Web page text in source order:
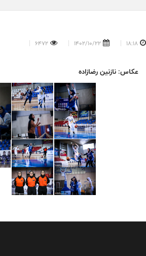
18:18
1402/10/22
6472
عکاس: نازنین رضازاده